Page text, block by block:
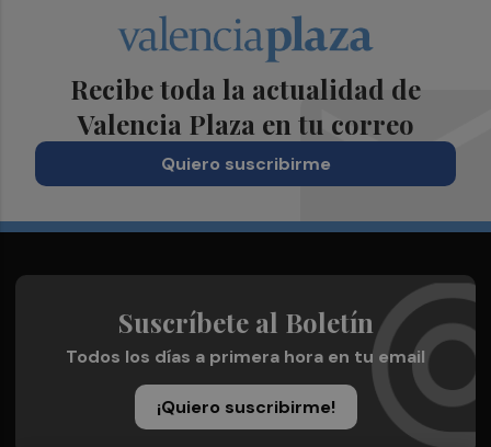
Recibe toda la actualidad de
Valencia Plaza en tu correo
Quiero suscribirme
Suscríbete al Boletín
Todos los días a primera hora en tu email
¡Quiero suscribirme!